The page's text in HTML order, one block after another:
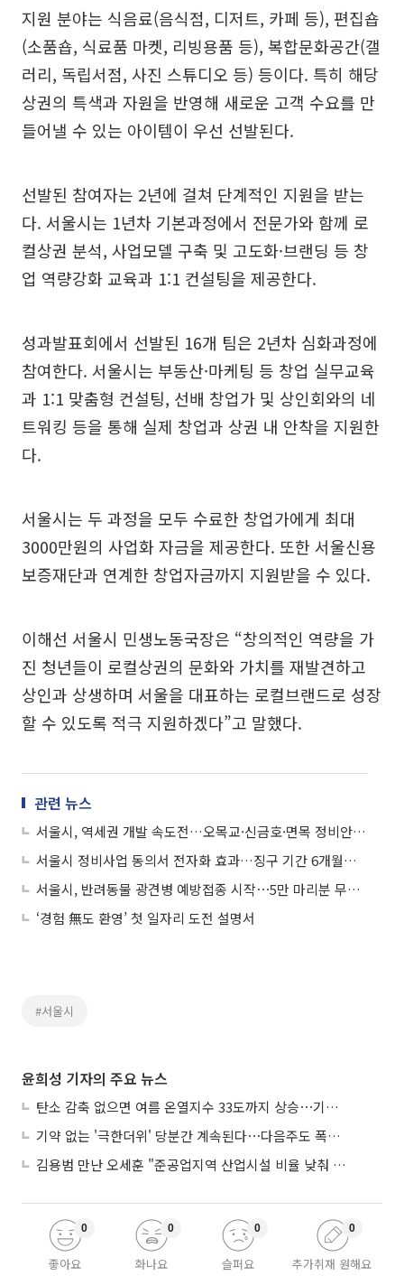
지원 분야는 식음료(음식점, 디저트, 카페 등), 편집숍
(소품숍, 식료품 마켓, 리빙용품 등), 복합문화공간(갤
러리, 독립서점, 사진 스튜디오 등) 등이다. 특히 해당
상권의 특색과 자원을 반영해 새로운 고객 수요를 만
들어낼 수 있는 아이템이 우선 선발된다.
선발된 참여자는 2년에 걸쳐 단계적인 지원을 받는
다. 서울시는 1년차 기본과정에서 전문가와 함께 로
컬상권 분석, 사업모델 구축 및 고도화·브랜딩 등 창
업 역량강화 교육과 1:1 컨설팅을 제공한다.
성과발표회에서 선발된 16개 팀은 2년차 심화과정에
참여한다. 서울시는 부동산·마케팅 등 창업 실무교육
과 1:1 맞춤형 컨설팅, 선배 창업가 및 상인회와의 네
트워킹 등을 통해 실제 창업과 상권 내 안착을 지원한
다.
서울시는 두 과정을 모두 수료한 창업가에게 최대
3000만원의 사업화 자금을 제공한다. 또한 서울신용
보증재단과 연계한 창업자금까지 지원받을 수 있다.
이해선 서울시 민생노동국장은 “창의적인 역량을 가
진 청년들이 로컬상권의 문화와 가치를 재발견하고
상인과 상생하며 서울을 대표하는 로컬브랜드로 성장
할 수 있도록 적극 지원하겠다”고 말했다.
관련 뉴스
서울시, 역세권 개발 속도전…오목교·신금호·면목 정비안 가결
서울시 정비사업 동의서 전자화 효과…징구 기간 6개월→20일 단축
서울시, 반려동물 광견병 예방접종 시작⋯5만 마리분 무료 공급
‘경험 無도 환영’ 첫 일자리 도전 설명서
#서울시
윤희성 기자의 주요 뉴스
탄소 감축 없으면 여름 온열지수 33도까지 상승⋯기상청, 2100년 미래전망
기약 없는 '극한더위' 당분간 계속된다⋯다음주도 폭염·열대야 지속
김용범 만난 오세훈 "준공업지역 산업시설 비율 낮춰 공급 늘려야"
좋아요
0
화나요
0
슬퍼요
0
추가취재 원해요
0